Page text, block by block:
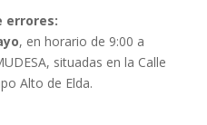
errores:
, en horario de 9:00 a
situadas en la Calle
Alto de Elda.